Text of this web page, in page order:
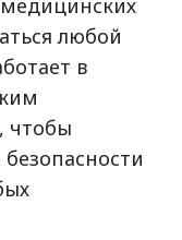
любой
в
чтобы